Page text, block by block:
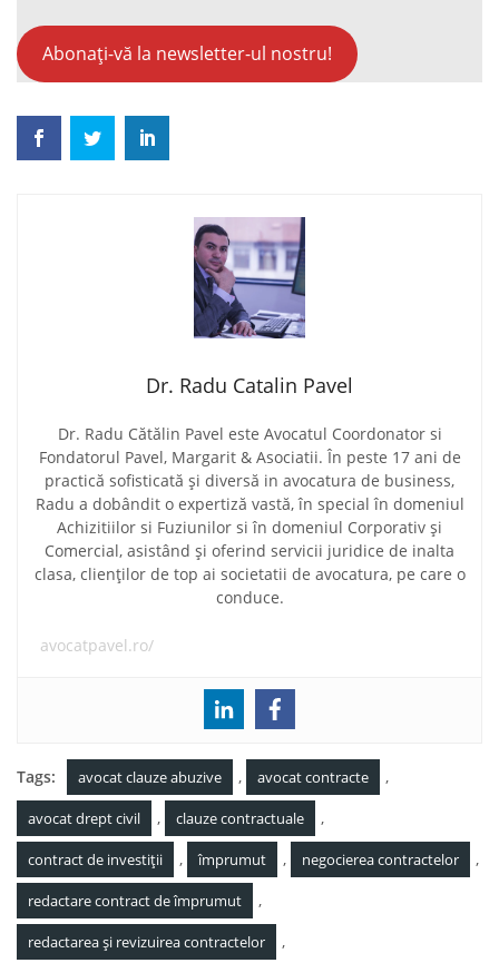
Abonați-vă la newsletter-ul nostru!
Dr. Radu Catalin Pavel
Dr. Radu Cătălin Pavel este Avocatul Coordonator si
Fondatorul Pavel, Margarit & Asociatii. În peste 17 ani de
practică sofisticată și diversă in avocatura de business,
Radu a dobândit o expertiză vastă, în special în domeniul
Achizitiilor si Fuziunilor si în domeniul Corporativ și
Comercial, asistând și oferind servicii juridice de inalta
clasa, clienților de top ai societatii de avocatura, pe care o
conduce.
avocatpavel.ro/
Tags: avocat clauze abuzive , avocat contracte ,
avocat drept civil , clauze contractuale ,
contract de investiții , împrumut , negocierea contractelor ,
redactare contract de împrumut ,
redactarea și revizuirea contractelor ,